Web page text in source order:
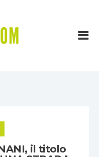
il titolo